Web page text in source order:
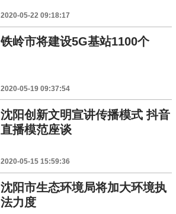
2020-05-22 09:18:17
铁岭市将建设5G基站1100个
2020-05-19 09:37:54
沈阳创新文明宣讲传播模式 抖音
直播模范座谈
2020-05-15 15:59:36
沈阳市生态环境局将加大环境执
法力度